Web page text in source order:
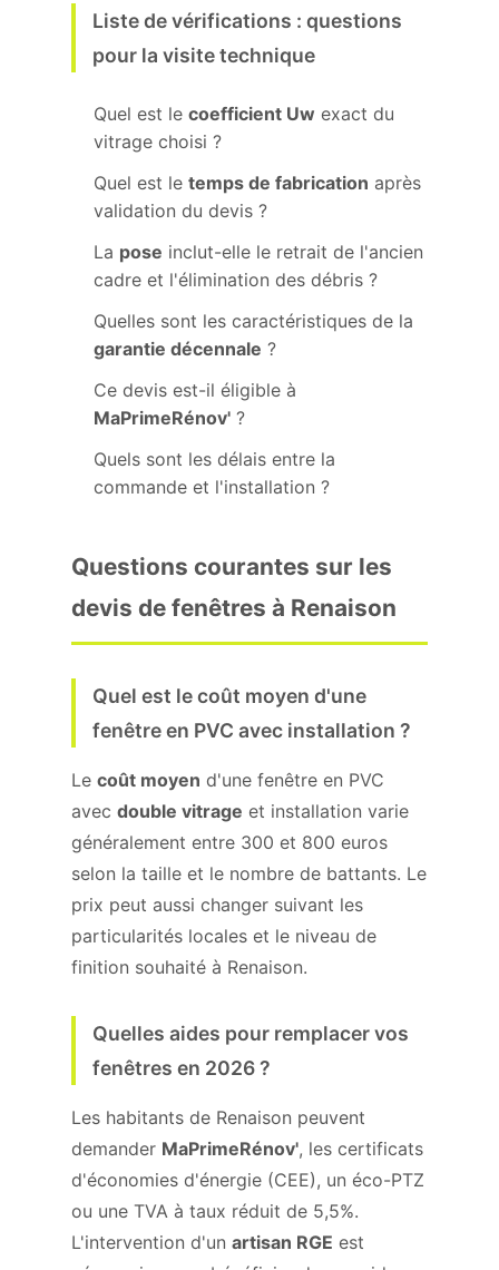
Liste de vérifications : questions
pour la visite technique
Quel est le coefficient Uw exact du
vitrage choisi ?
Quel est le temps de fabrication après
validation du devis ?
La pose inclut-elle le retrait de l'ancien
cadre et l'élimination des débris ?
Quelles sont les caractéristiques de la
garantie décennale ?
Ce devis est-il éligible à
MaPrimeRénov' ?
Quels sont les délais entre la
commande et l'installation ?
Questions courantes sur les
devis de fenêtres à Renaison
Quel est le coût moyen d'une
fenêtre en PVC avec installation ?
Le coût moyen d'une fenêtre en PVC
avec double vitrage et installation varie
généralement entre 300 et 800 euros
selon la taille et le nombre de battants. Le
prix peut aussi changer suivant les
particularités locales et le niveau de
finition souhaité à Renaison.
Quelles aides pour remplacer vos
fenêtres en 2026 ?
Les habitants de Renaison peuvent
demander MaPrimeRénov', les certificats
d'économies d'énergie (CEE), un éco-PTZ
ou une TVA à taux réduit de 5,5%.
L'intervention d'un artisan RGE est